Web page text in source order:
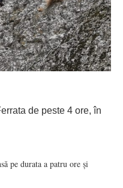
de peste 4 ore, în
pe durata a patru ore și